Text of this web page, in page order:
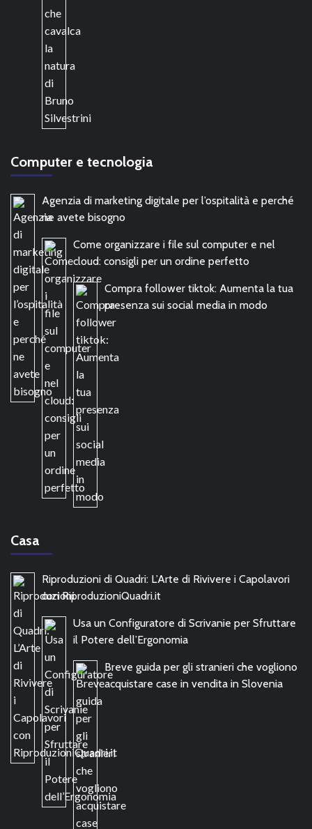
Computer e tecnologia
Agenzia di marketing digitale per l’ospitalità e perché
ne avete bisogno
Come organizzare i file sul computer e nel
cloud: consigli per un ordine perfetto
Compra follower tiktok: Aumenta la tua
presenza sui social media in modo
Casa
Riproduzioni di Quadri: L’Arte di Rivivere i Capolavori
con RiproduzioniQuadri.it
Usa un Configuratore di Scrivanie per Sfruttare
il Potere dell’Ergonomia
Breve guida per gli stranieri che vogliono
acquistare case in vendita in Slovenia